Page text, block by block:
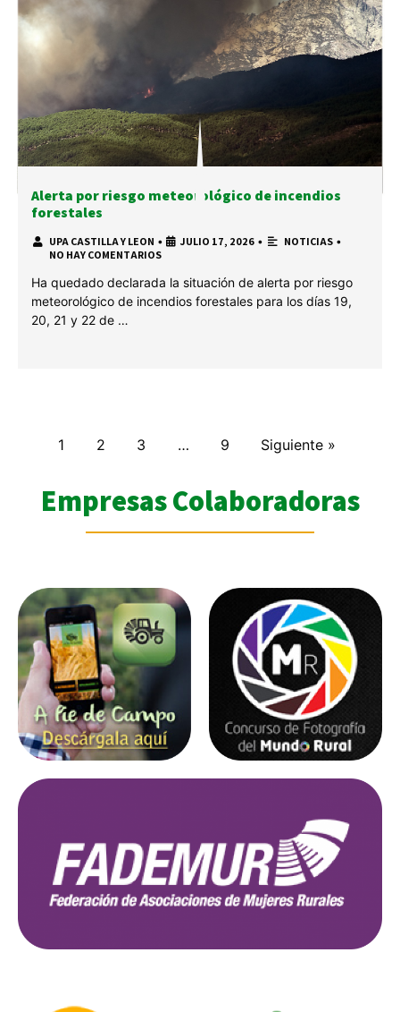
Alerta por riesgo meteorológico de incendios
forestales
UPA CASTILLA Y LEON • JULIO 17, 2026 • NOTICIAS •
NO HAY COMENTARIOS
Ha quedado declarada la situación de alerta por riesgo
meteorológico de incendios forestales para los días 19,
20, 21 y 22 de …
1 2 3 … 9 Siguiente »
Empresas Colaboradoras